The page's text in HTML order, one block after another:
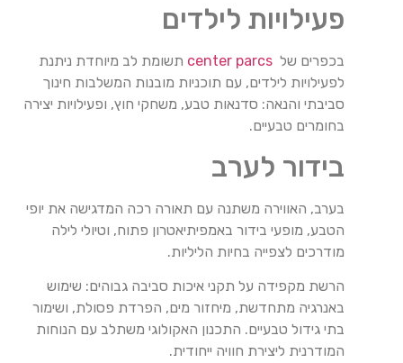
פעילויות לילדים
בכפרים של center parcs תשומת לב מיוחדת ניתנת
לפעילויות לילדים, עם תוכניות מובנות המשלבות חינוך
סביבתי והנאה: סדנאות טבע, משחקי חוץ, ופעילויות יצירה
בחומרים טבעיים.
בידור לערב
בערב, האווירה משתנה עם תאורה רכה המדגישה את יופי
הטבע, מופעי בידור באמפיתיאטרון פתוח, וטיולי לילה
מודרכים לצפייה בחיות הליליות.
הרשת מקפידה על תקני איכות סביבה גבוהים: שימוש
באנרגיה מתחדשת, מיחזור מים, הפרדת פסולת, ושימור
בתי גידול טבעיים. התכנון האקולוגי משתלב עם הנוחות
המודרנית ליצירת חוויה ייחודית.